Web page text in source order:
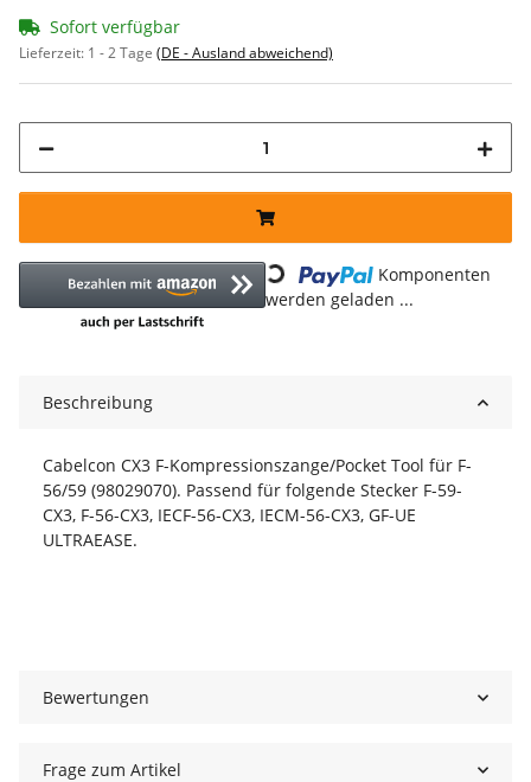
Sofort verfügbar
Lieferzeit: 1 - 2 Tage (DE - Ausland abweichend)
Loading...
Komponenten
werden geladen ...
Beschreibung
Cabelcon CX3 F-Kompressionszange/Pocket Tool für F-
56/59 (98029070). Passend für folgende Stecker F-59-
CX3, F-56-CX3, IECF-56-CX3, IECM-56-CX3, GF-UE
ULTRAEASE.
Bewertungen
Frage zum Artikel